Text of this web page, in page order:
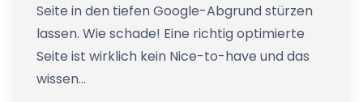
Seite in den tiefen Google-Abgrund stürzen
lassen. Wie schade! Eine richtig optimierte
Seite ist wirklich kein Nice-to-have und das
wissen…